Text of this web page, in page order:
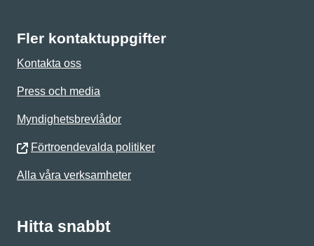
Fler kontaktuppgifter
Kontakta oss
Press och media
Myndighetsbrevlådor
Förtroendevalda politiker
Alla våra verksamheter
Hitta snabbt